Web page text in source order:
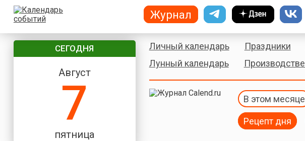
СЕГОДНЯ
Август
7
пятница
Личный календарь Праздники
Лунный календарь
В этом месяце
Рецепт дня
Журнал